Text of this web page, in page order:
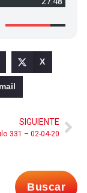
X
SIGUIENTE
331 – 02-04-20
Buscar